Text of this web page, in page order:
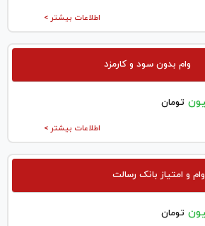
اطلاعات بیشتر >
وام بدون سود و کارمزد
تومان
اطلاعات بیشتر >
وام و امتیاز بانک رسالت
تومان